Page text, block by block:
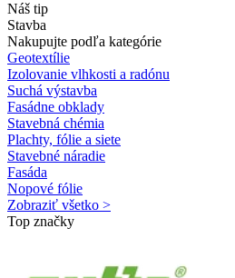
Náš tip
Stavba
Nakupujte podľa kategórie
Geotextílie
Izolovanie vlhkosti a radónu
Suchá výstavba
Fasádne obklady
Stavebná chémia
Plachty, fólie a siete
Stavebné náradie
Fasáda
Nopové fólie
Zobraziť všetko >
Top značky